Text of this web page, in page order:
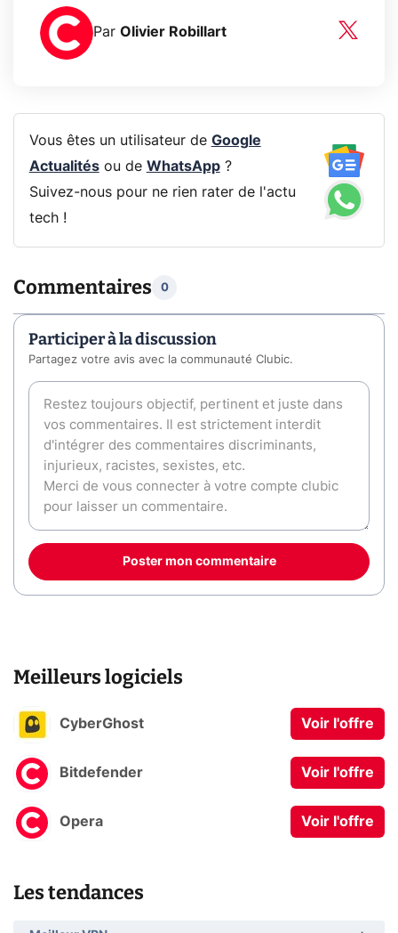
Par Olivier Robillart
Vous êtes un utilisateur de Google
Actualitésou de WhatsApp?
Suivez-nous pour ne rien rater de l'actu
tech !
Commentaires 0
Participer à la discussion
Partagez votre avis avec la communauté Clubic.
Poster mon commentaire
Meilleurs logiciels
CyberGhost Voir l'offre
Bitdefender Voir l'offre
Opera Voir l'offre
Les tendances